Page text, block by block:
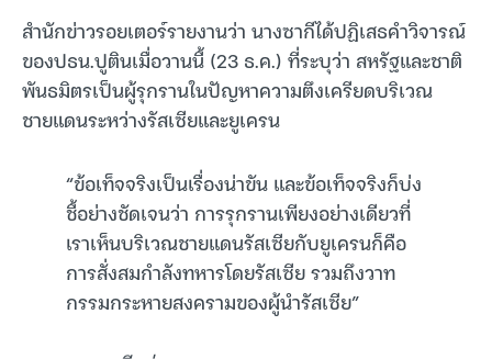
สำนักข่าวรอยเตอร์รายงานว่า นางซากีได้ปฏิเสธคำวิจารณ์
ของปธน.ปูตินเมื่อวานนี้ (23 ธ.ค.) ที่ระบุว่า สหรัฐและชาติ
พันธมิตรเป็นผู้รุกรานในปัญหาความตึงเครียดบริเวณ
ชายแดนระหว่างรัสเซียและยูเครน
“ข้อเท็จจริงเป็นเรื่องน่าขัน และข้อเท็จจริงก็บ่ง
ชี้อย่างชัดเจนว่า การรุกรานเพียงอย่างเดียวที่
เราเห็นบริเวณชายแดนรัสเซียกับยูเครนก็คือ
การสั่งสมกำลังทหารโดยรัสเซีย รวมถึงวาท
กรรมกระหายสงครามของผู้นำรัสเซีย”